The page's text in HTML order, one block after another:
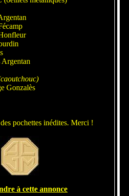
Gonzalès
pochettes inédites. Merci !
à cette annonce